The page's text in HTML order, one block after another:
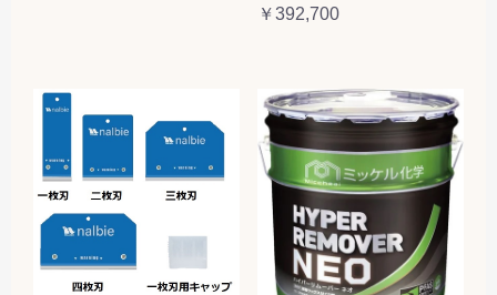
￥392,700